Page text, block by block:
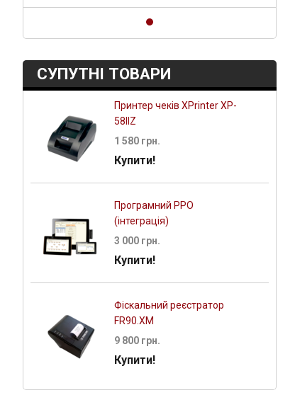
СУПУТНІ ТОВАРИ
Принтер чеків XPrinter XP-
58IIZ
1 580 грн.
Купити!
Програмний РРО
(інтеграція)
3 000 грн.
Купити!
Фіскальний реєстратор
FR90.XM
9 800 грн.
Купити!
Папір-самоклейка 58 мм 60 м